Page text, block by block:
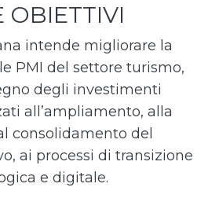
OBIETTIVI
intende migliorare la
PMI del settore turismo,
degli investimenti
all’ampliamento, alla
consolidamento del
ai processi di transizione
e digitale.